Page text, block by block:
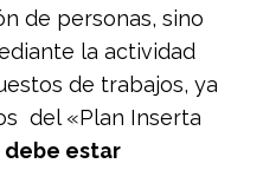
de personas, sino
la actividad
de trabajos, ya
del «Plan Inserta
debe estar